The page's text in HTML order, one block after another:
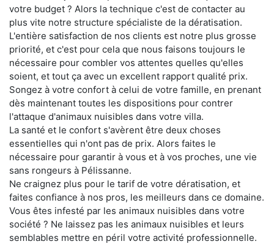
votre budget ? Alors la technique c'est de contacter au
plus vite notre structure spécialiste de la dératisation.
L'entière satisfaction de nos clients est notre plus grosse
priorité, et c'est pour cela que nous faisons toujours le
nécessaire pour combler vos attentes quelles qu'elles
soient, et tout ça avec un excellent rapport qualité prix.
Songez à votre confort à celui de votre famille, en prenant
dès maintenant toutes les dispositions pour contrer
l'attaque d'animaux nuisibles dans votre villa.
La santé et le confort s'avèrent être deux choses
essentielles qui n'ont pas de prix. Alors faites le
nécessaire pour garantir à vous et à vos proches, une vie
sans rongeurs à Pélissanne.
Ne craignez plus pour le tarif de votre dératisation, et
faites confiance à nos pros, les meilleurs dans ce domaine.
Vous êtes infesté par les animaux nuisibles dans votre
société ? Ne laissez pas les animaux nuisibles et leurs
semblables mettre en péril votre activité professionnelle.